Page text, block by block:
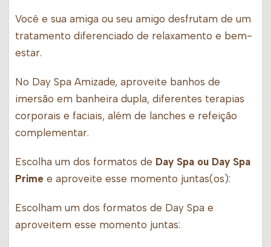
Você e sua amiga ou seu amigo desfrutam de um
tratamento diferenciado de relaxamento e bem-
estar.
No Day Spa Amizade, aproveite banhos de
imersão em banheira dupla, diferentes terapias
corporais e faciais, além de lanches e refeição
complementar.
Escolha um dos formatos de Day Spa ou Day Spa
Prime e aproveite esse momento juntas(os):
Escolham um dos formatos de Day Spa e
aproveitem esse momento juntas: